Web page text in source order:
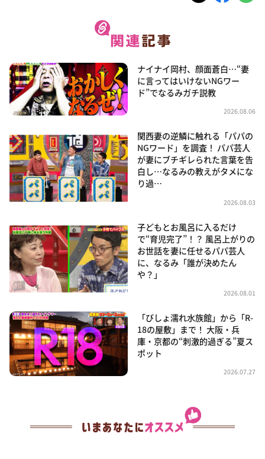
ナイナイ岡村、顔面蒼白…“妻
に言ってはいけないNGワー
ド”でなるみガチ説教
2026.08.06
関西妻の逆鱗に触れる「パパの
NGワード」を調査！ パパ芸人
が妻にブチギレられた言葉を告
白し…なるみの教えがタメにな
り過…
2026.08.03
子どもとお風呂に入るだけ
で“育児完了”！？ 風呂上がりの
お世話を妻に任せるパパ芸人
に、なるみ「誰が決めたん
や？」
2026.08.01
「びしょ濡れ水族館」から「R-
18の屋敷」まで！ 大阪・兵
庫・京都の“刺激的過ぎる”夏ス
ポット
2026.07.27